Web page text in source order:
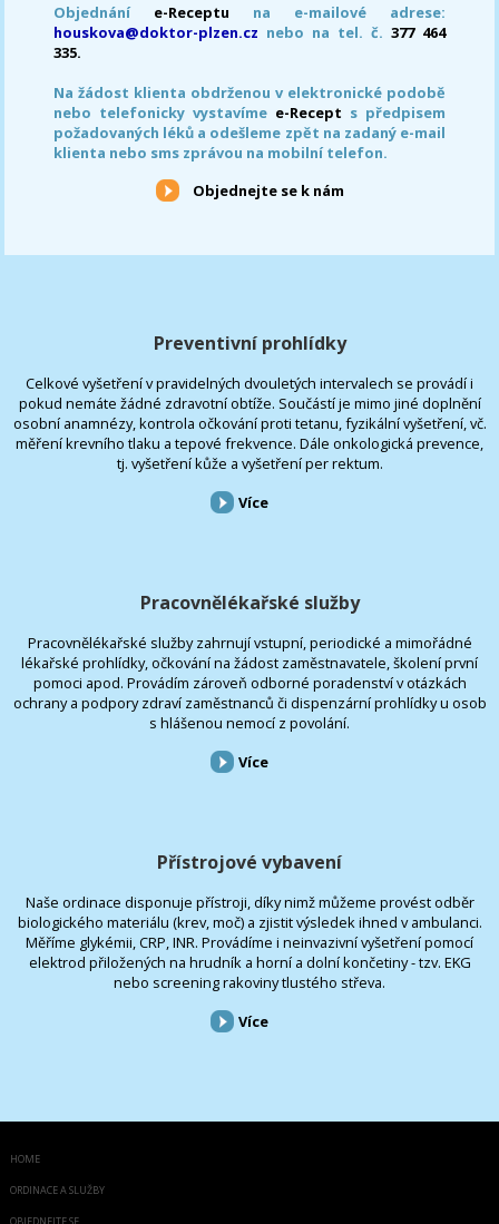
Objednání e-Receptu na e-mailové adrese:
houskova@doktor-plzen.cz nebo na tel. č. 377 464
335.
Na žádost klienta obdrženou v elektronické podobě
nebo telefonicky vystavíme e-Recept s předpisem
požadovaných léků a odešleme zpět na zadaný e-mail
klienta nebo sms zprávou na mobilní telefon.
Objednejte se k nám
Preventivní prohlídky
Celkové vyšetření v pravidelných dvouletých intervalech se provádí i
pokud nemáte žádné zdravotní obtíže. Součástí je mimo jiné doplnění
osobní anamnézy, kontrola očkování proti tetanu, fyzikální vyšetření, vč.
měření krevního tlaku a tepové frekvence. Dále onkologická prevence,
tj. vyšetření kůže a vyšetření per rektum.
Více
Pracovnělékařské služby
Pracovnělékařské služby zahrnují vstupní, periodické a mimořádné
lékařské prohlídky, očkování na žádost zaměstnavatele, školení první
pomoci apod. Provádím zároveň odborné poradenství v otázkách
ochrany a podpory zdraví zaměstnanců či dispenzární prohlídky u osob
s hlášenou nemocí z povolání.
Více
Přístrojové vybavení
Naše ordinace disponuje přístroji, díky nimž můžeme provést odběr
biologického materiálu (krev, moč) a zjistit výsledek ihned v ambulanci.
Měříme glykémii, CRP, INR. Provádíme i neinvazivní vyšetření pomocí
elektrod přiložených na hrudník a horní a dolní končetiny - tzv. EKG
nebo screening rakoviny tlustého střeva.
Více
HOME
ORDINACE A SLUŽBY
OBJEDNEJTE SE